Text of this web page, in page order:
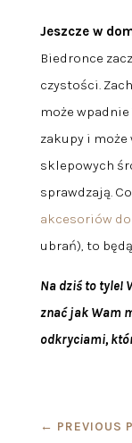
Jeszcze w
Biedronce
czystości.
może
zakupy i
sklepowych
sprawdzają.
akcesoriów
ubrań), to
Na dziś to tyle!
znać jak Wam
odkryciami,
← PREVIOUS